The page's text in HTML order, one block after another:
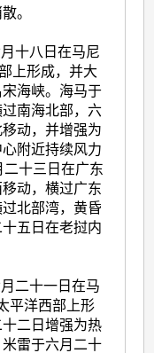
。
十八日在马尼
上形成，并大
海峡。海马于
南海北部，六
动，并增强为
附近持续风力
十三日在广东
动，横过广东
北部湾，黄昏
五日在老挝内
二十一日在马
平洋西部上形
二日增强为热
雷于六月二十